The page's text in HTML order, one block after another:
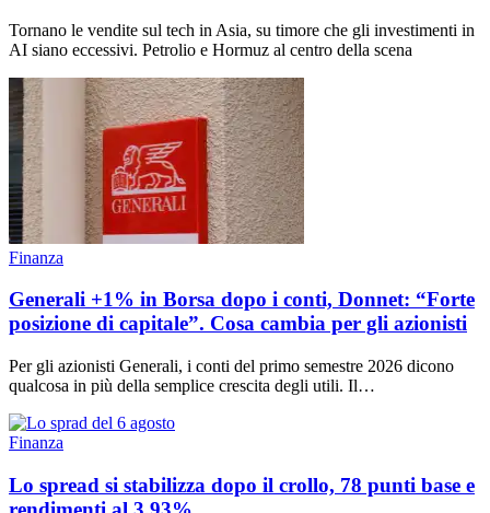
Tornano le vendite sul tech in Asia, su timore che gli investimenti in
AI siano eccessivi. Petrolio e Hormuz al centro della scena
Finanza
Generali +1% in Borsa dopo i conti, Donnet: “Forte
posizione di capitale”. Cosa cambia per gli azionisti
Per gli azionisti Generali, i conti del primo semestre 2026 dicono
qualcosa in più della semplice crescita degli utili. Il…
Finanza
Lo spread si stabilizza dopo il crollo, 78 punti base e